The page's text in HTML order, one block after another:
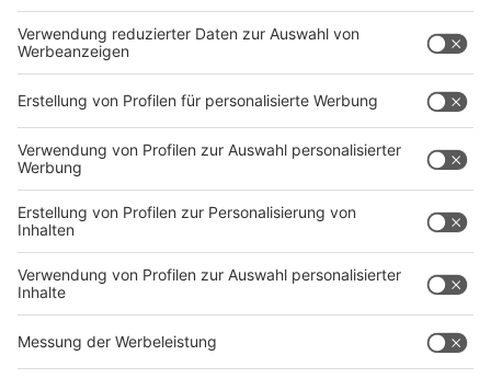
in einem neuen Durchgang vor dem
Oberverwaltungsgericht Münster vertreten und alles
Notwendige zur Aufklärung beitragen.
Anzeige
Untersuchungsausschuss bisher
unspektakulär
Anzeige
Untersuchungsausschuss, der die Vorwürfe politisch